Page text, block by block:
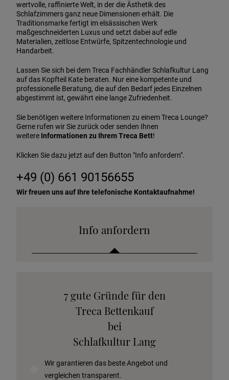
wertvolle, raffinierte Welt, in der die Ästhetik des
Schlafzimmers ganz neue Dimensionen erhält. Die
Traditionsmarke fertigt im elsässischen Werk
maßgeschneiderten Luxus und setzt dabei auf edle
Materialien, zeitlose Entwürfe, Spitzentechnologie und
Handarbeit.
Lassen Sie sich bei dem Treca Fachhändler Schlafkultur Lang
auf das Kopfteil Kate beraten. Nur eine kompetente und
professionelle Beratung, die auf den Bedarf jedes Einzelnen
abgestimmt ist, gewährt eine lange Zufriedenheit.
Sie benötigen weitere Informationen zu einem Treca Lounge?
Gerne rufen wir Sie zurück oder senden Ihnen
weitere Informationen zu Ihrem Treca Bett!
Klicken Sie dazu jetzt auf den Button "Info anfordern".
+49 (0) 661 90156655
Wir freuen uns auf Ihre telefonische Kontaktaufnahme!
Info anfordern
Stoffkollektion anfordern
Telefonische Beratung anfordern
Angebot anfordern
Probeschlafen im Hotel
7 gute Gründe für den
Treca Bettenkauf
bei
Schlafkultur Lang
Wir garantieren das beste Angebot und
vergleichen transparent.